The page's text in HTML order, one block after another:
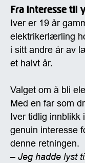
Fra interesse til
Iver er 19 år
elektrikerlærling
i sitt andre år av
et halvt år.
Valget om å bli
Med en far som
Iver tidlig innblikk
genuin interesse
denne retningen.
– Jeg hadde lyst